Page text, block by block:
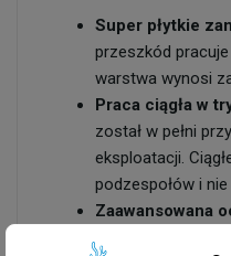
Super płytkie
przeszkód
warstwa wynosi
Praca ciągła w
został w pełni
eksploatacji.
podzespołów i
Zaawansowana